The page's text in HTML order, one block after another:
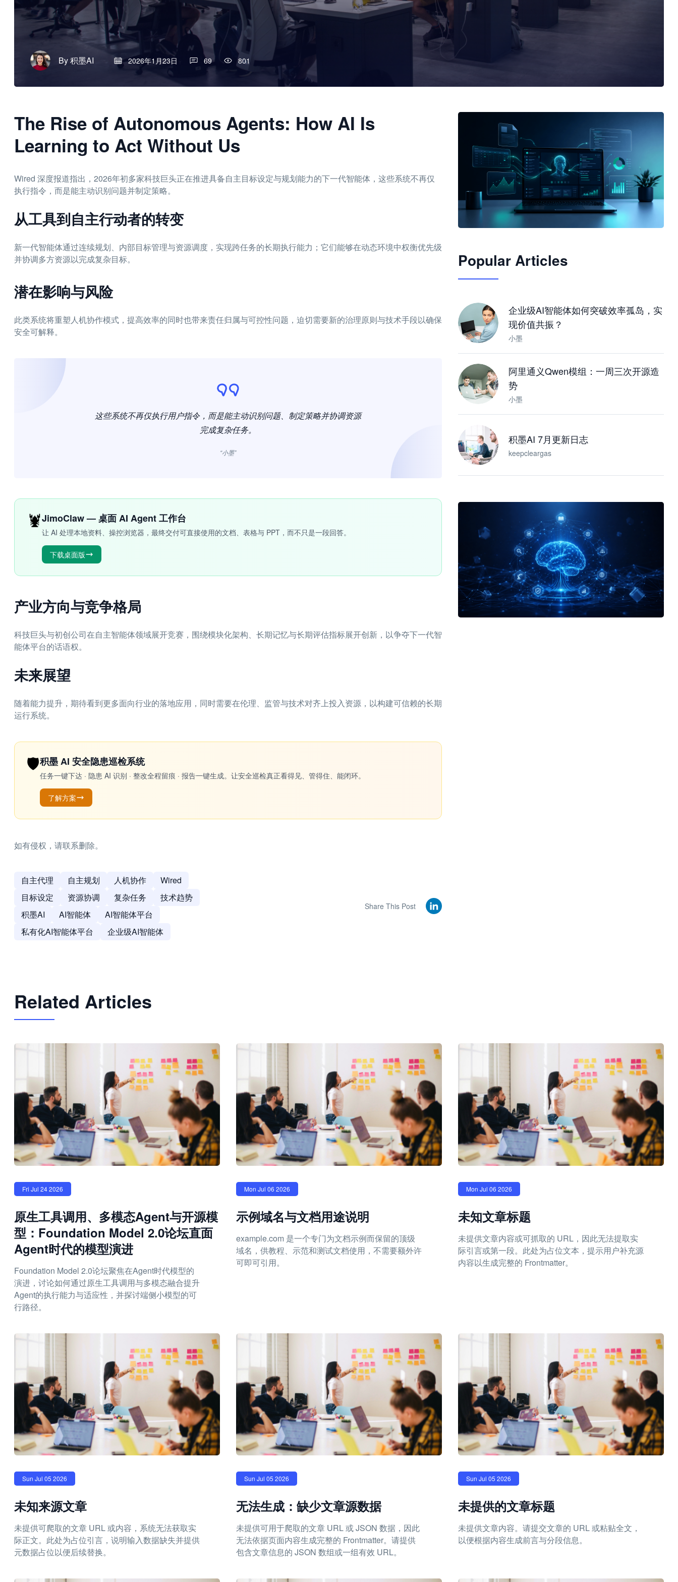
By积墨AI 2026年1月23日 69 801
The Rise of Autonomous Agents: How AI Is
Learning to Act Without Us
Wired 深度报道指出，2026年初多家科技巨头正在推进具备自主目标设定与规划能力的下一代智能体，这些系统不再仅
执行指令，而是能主动识别问题并制定策略。
从工具到自主行动者的转变
新一代智能体通过连续规划、内部目标管理与资源调度，实现跨任务的长期执行能力；它们能够在动态环境中权衡优先级
并协调多方资源以完成复杂目标。
潜在影响与风险
此类系统将重塑人机协作模式，提高效率的同时也带来责任归属与可控性问题，迫切需要新的治理原则与技术手段以确保
安全可解释。
这些系统不再仅执行用户指令，而是能主动识别问题、制定策略并协调资源
完成复杂任务。
“小墨”
🦞JimoClaw — 桌面 AI Agent 工作台
让 AI 处理本地资料、操控浏览器，最终交付可直接使用的文档、表格与 PPT，而不只是一段回答。
下载桌面版
产业方向与竞争格局
科技巨头与初创公司在自主智能体领域展开竞赛，围绕模块化架构、长期记忆与长期评估指标展开创新，以争夺下一代智
能体平台的话语权。
未来展望
随着能力提升，期待看到更多面向行业的落地应用，同时需要在伦理、监管与技术对齐上投入资源，以构建可信赖的长期
运行系统。
🛡️积墨 AI 安全隐患巡检系统
任务一键下达 · 隐患 AI 识别 · 整改全程留痕 · 报告一键生成。让安全巡检真正看得见、管得住、能闭环。
了解方案
如有侵权，请联系删除。
自主代理 自主规划 人机协作
Wired
目标设定
资源协调 复杂任务
技术趋势
积墨AI
AI智能体
AI智能体平台
私有化AI智能体平台
企业级AI智能体
Share This Post
JimoClaw 桌面 AI Agent 工作台
Popular Articles
企业级AI智能体如何突破效率孤岛，实
现价值共振？
小墨
阿里通义Qwen模组：一周三次开源造
势
小墨
积墨AI 7月更新日志
keepcleargas
Related Articles
Fri Jul 24 2026
原生工具调用、多模态Agent与开源模
型：Foundation Model 2.0论坛直面
Agent时代的模型演进
Foundation Model 2.0论坛聚焦在Agent时代模型的
演进，讨论如何通过原生工具调用与多模态融合提升
Agent的执行能力与适应性，并探讨端侧小模型的可
行路径。
Mon Jul 06 2026
示例域名与文档用途说明
example.com 是一个专门为文档示例而保留的顶级
域名，供教程、示范和测试文档使用，不需要额外许
可即可引用。
Mon Jul 06 2026
未知文章标题
未提供文章内容或可抓取的 URL，因此无法提取实
际引言或第一段。此处为占位文本，提示用户补充源
内容以生成完整的 Frontmatter。
Sun Jul 05 2026
未知来源文章
未提供可爬取的文章 URL 或内容，系统无法获取实
际正文。此处为占位引言，说明输入数据缺失并提供
元数据占位以便后续替换。
Sun Jul 05 2026
无法生成：缺少文章源数据
未提供可用于爬取的文章 URL 或 JSON 数据，因此
无法依据页面内容生成完整的 Frontmatter。请提供
包含文章信息的 JSON 数组或一组有效 URL。
Sun Jul 05 2026
未提供的文章标题
未提供文章内容。请提交文章的 URL 或粘贴全文，
以便根据内容生成前言与分段信息。